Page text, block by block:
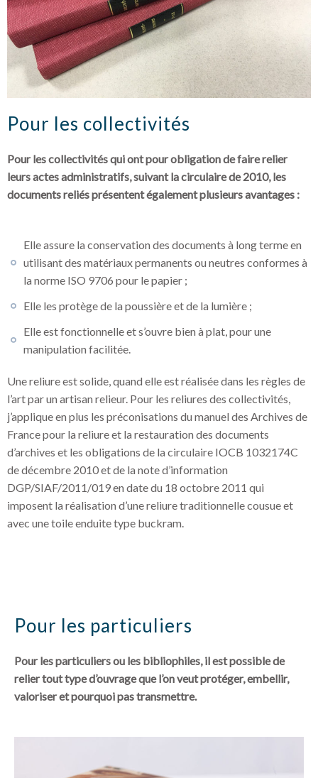
Pour les collectivités
Pour les collectivités qui ont pour obligation de faire relier
leurs actes administratifs, suivant la circulaire de 2010, les
documents reliés présentent également plusieurs avantages :
Elle assure la conservation des documents à long terme en
utilisant des matériaux permanents ou neutres conformes à
la norme ISO 9706 pour le papier ;
Elle les protège de la poussière et de la lumière ;
Elle est fonctionnelle et s’ouvre bien à plat, pour une
manipulation facilitée.
Une reliure est solide, quand elle est réalisée dans les règles de
l’art par un artisan relieur. Pour les reliures des collectivités,
j’applique en plus les préconisations du manuel des Archives de
France pour la reliure et la restauration des documents
d’archives et les obligations de la circulaire IOCB 1032174C
de décembre 2010 et de la note d’information
DGP/SIAF/2011/019 en date du 18 octobre 2011 qui
imposent la réalisation d’une reliure traditionnelle cousue et
avec une toile enduite type buckram.
Pour les particuliers
Pour les particuliers ou les bibliophiles, il est possible de
relier tout type d’ouvrage que l’on veut protéger, embellir,
valoriser et pourquoi pas transmettre.